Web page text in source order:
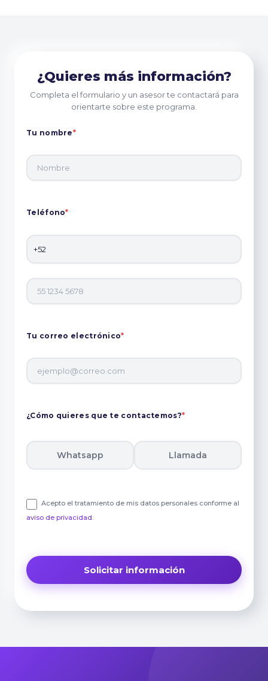
¿Quieres más información?
Completa el formulario y un asesor te contactará para
orientarte sobre este programa.
Tu nombre*
Teléfono*
Tu correo electrónico*
¿Cómo quieres que te contactemos?*
Whatsapp Llamada
Acepto el tratamiento de mis datos personales conforme al
aviso de privacidad.